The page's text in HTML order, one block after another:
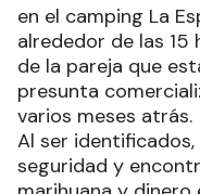
en el camping La
alrededor de las
de la pareja que
presunta
varios meses atrás.
Al ser
seguridad y